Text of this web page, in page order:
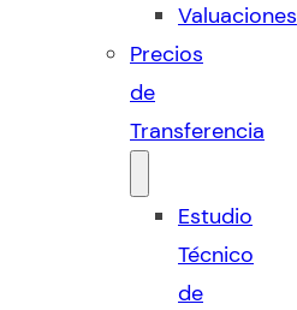
Valuaciones
Precios
de
Transferencia
Estudio
Técnico
de